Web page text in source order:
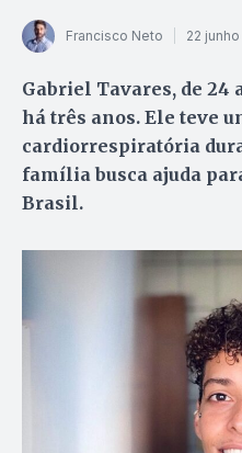
Francisco Neto 22
Gabriel Tavares, de 24
há três anos. Ele teve
cardiorrespiratória
família busca ajuda
Brasil.